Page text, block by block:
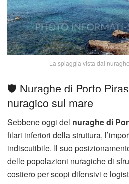
La spiaggia vista dal
🛡️ Nuraghe di Porto
nuragico sul mare
Sebbene oggi del nuraghe di
filari inferiori della struttura,
indiscutibile. Il suo
delle popolazioni nuragiche di
costiero per scopi difensivi e